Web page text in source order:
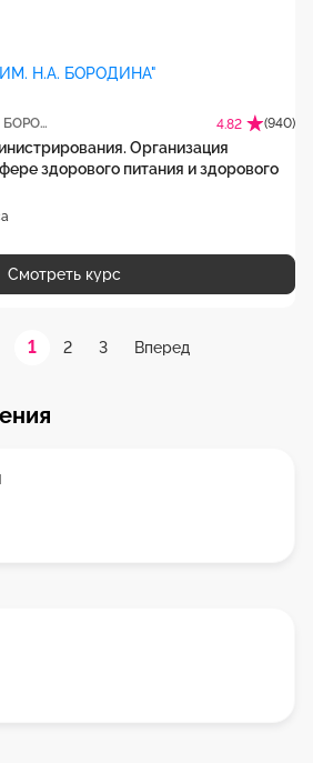
АНО ДПО "НАМО ИМ. Н.А. БОРОДИНА" 4.82 (940)
Организация
здорового питания и здорового
Смотреть курс
1 2 3 Вперед